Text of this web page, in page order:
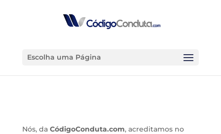
Escolha uma Página
Nós, da CódigoConduta.com, acreditamos no